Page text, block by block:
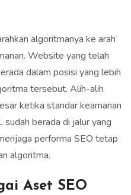
algoritmanya ke arah
Website yang telah
dalam posisi yang lebih
tersebut. Alih-alih
ketika standar keamanan
berada di jalur yang
performa SEO tetap
algoritma.
Aset SEO